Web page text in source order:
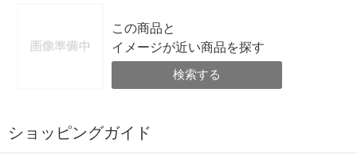
この商品と
イメージが近い商品を探す
検索する
ショッピングガイド